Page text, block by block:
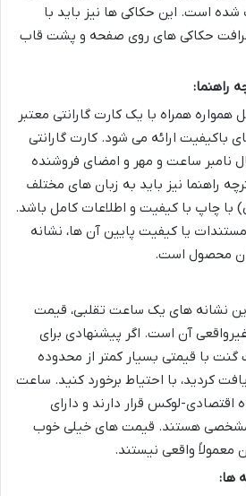
است. این حکاکی ها نیز باید با
حکاکی های روی صفحه و پشت قاب
راهنما:
همراه با یک کارت گارانتی معتبر
باکیفیت ارائه می شود. کارت گارانتی
نامبر ساعت و مهر و امضای فروشنده
راهنما نیز باید به زبان های مختلف
با چاپ با کیفیت و اطلاعات کامل باشد.
یا کیفیت پایین آن ها، نشانه
محصول است.
نشانه های یک ساعت تقلبی، قیمت
آن است. اگر پیشنهادی برای
با قیمتی بسیار کمتر از محدوده
کردید، با احتیاط برخورد کنید. ساعت
لوکس قرار دارند و دارای
هستند. قیمت های خیلی خوب
معمولاً واقعی نیستند.
ها: